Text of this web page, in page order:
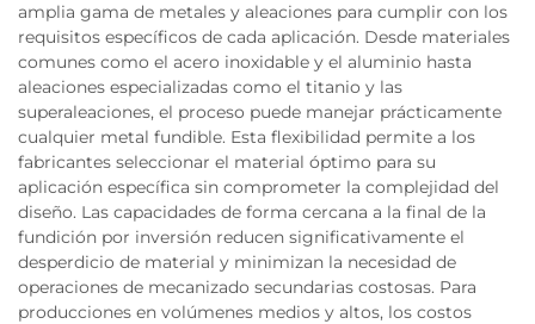
amplia gama de metales y aleaciones para cumplir con los
requisitos específicos de cada aplicación. Desde materiales
comunes como el acero inoxidable y el aluminio hasta
aleaciones especializadas como el titanio y las
superaleaciones, el proceso puede manejar prácticamente
cualquier metal fundible. Esta flexibilidad permite a los
fabricantes seleccionar el material óptimo para su
aplicación específica sin comprometer la complejidad del
diseño. Las capacidades de forma cercana a la final de la
fundición por inversión reducen significativamente el
desperdicio de material y minimizan la necesidad de
operaciones de mecanizado secundarias costosas. Para
producciones en volúmenes medios y altos, los costos